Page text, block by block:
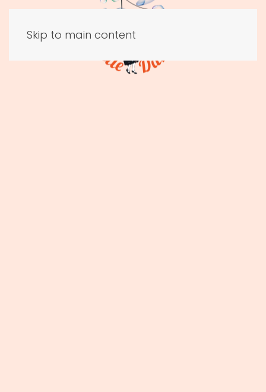
Skip to main content